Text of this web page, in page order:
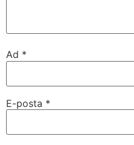
Ad *
E-posta *